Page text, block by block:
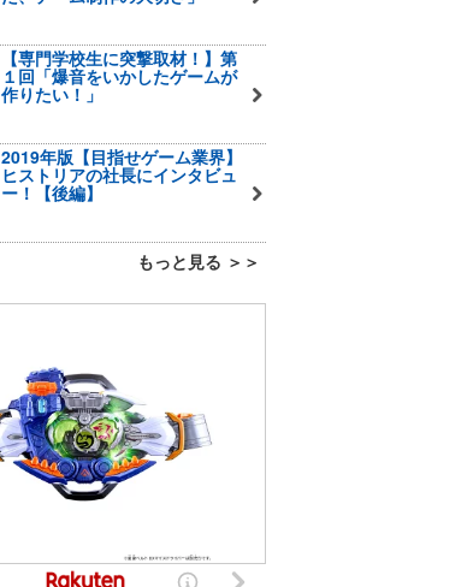
【専門学校生に突撃取材！】第
１回「爆音をいかしたゲームが
作りたい！」
2019年版【目指せゲーム業界】
ヒストリアの社長にインタビュ
ー！【後編】
もっと見る ＞＞